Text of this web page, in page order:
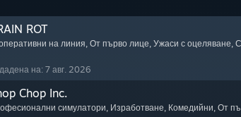
ROT
на линия, От първо лице, Ужаси с оцеляване,
на: 7 авг. 2026
Chop Inc.
симулатори, Изработване, Комедийни, От